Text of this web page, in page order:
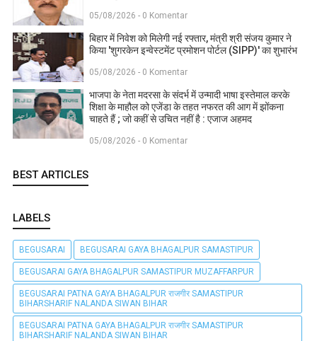
05/08/2026 - 0 Komentar
बिहार में निवेश को मिलेगी नई रफ्तार, मंत्री श्री संजय कुमार ने
किया 'शुगरकेन इन्वेस्टमेंट प्रमोशन पोर्टल (SIPP)' का शुभारंभ
05/08/2026 - 0 Komentar
भाजपा के नेता मदरसा के संदर्भ में उन्मादी भाषा इस्तेमाल करके
शिक्षा के माहौल को एजेंडा के तहत नफरत की आग में झोंकना
चाहते हैं ; जो कहीं से उचित नहीं है : एजाज अहमद
05/08/2026 - 0 Komentar
BEST ARTICLES
LABELS
BEGUSARAI BEGUSARAI GAYA BHAGALPUR SAMASTIPUR
BEGUSARAI GAYA BHAGALPUR SAMASTIPUR MUZAFFARPUR
BEGUSARAI PATNA GAYA BHAGALPUR राजगीर SAMASTIPUR
BIHARSHARIF NALANDA SIWAN BIHAR
BEGUSARAI PATNA GAYA BHAGALPUR राजगीर SAMASTIPUR
BIHARSHARIF NALANDA SIWAN BIHAR